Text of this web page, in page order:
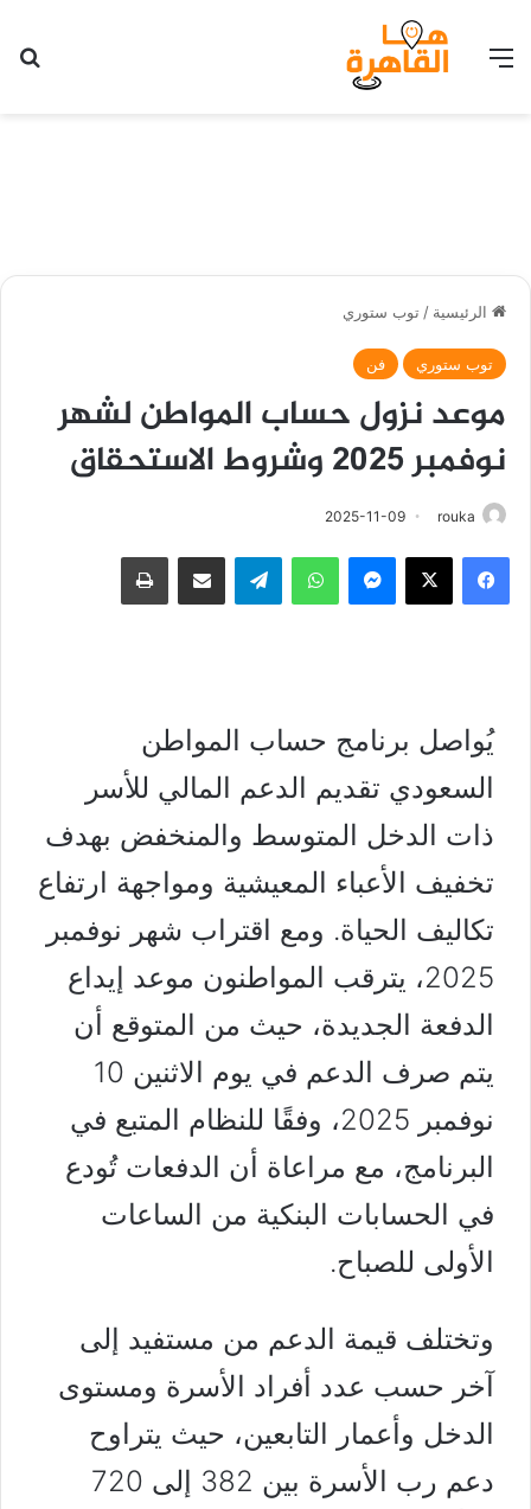
القائمة
الرئيسية / توب ستوري
توب ستوري فن
موعد نزول حساب المواطن لشهر
نوفمبر 2025 وشروط الاستحقاق
rouka
2025-11-09
فيسبوك ‫X ماسنجر واتساب تيلقرام مشاركة عبر البريد طباعة
يُواصل برنامج حساب المواطن
السعودي تقديم الدعم المالي للأسر
ذات الدخل المتوسط والمنخفض بهدف
تخفيف الأعباء المعيشية ومواجهة ارتفاع
تكاليف الحياة. ومع اقتراب شهر نوفمبر
2025، يترقب المواطنون موعد إيداع
الدفعة الجديدة، حيث من المتوقع أن
يتم صرف الدعم في يوم الاثنين 10
نوفمبر 2025، وفقًا للنظام المتبع في
البرنامج، مع مراعاة أن الدفعات تُودع
في الحسابات البنكية من الساعات
الأولى للصباح.
وتختلف قيمة الدعم من مستفيد إلى
آخر حسب عدد أفراد الأسرة ومستوى
الدخل وأعمار التابعين، حيث يتراوح
دعم رب الأسرة بين 382 إلى 720